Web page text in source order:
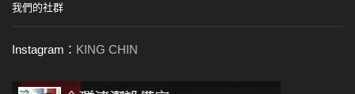
我們的社群
Instagram： KING CHIN